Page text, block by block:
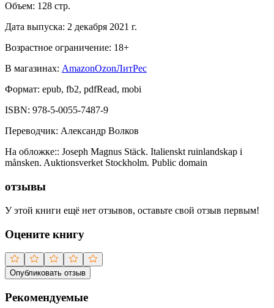
Объем: 128 стр.
Дата выпуска: 2 декабря 2021 г.
Возрастное ограничение: 18+
В магазинах: AmazonOzonЛитРес
Формат: epub, fb2, pdfRead, mobi
ISBN: 978-5-0055-7487-9
Переводчик: Александр Волков
На обложке:: Joseph Magnus Stäck. Italienskt ruinlandskap i
månsken. Auktionsverket Stockholm. Public domain
отзывы
У этой книги ещё нет отзывов, оставьте свой отзыв первым!
Оцените книгу
Опубликовать отзыв
Рекомендуемые